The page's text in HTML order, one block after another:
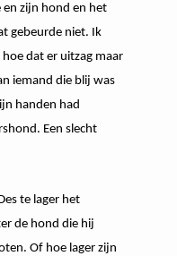
zijn hond en het
gebeurde niet. Ik
dat er uitzag maar
iemand die blij was
handen had
Een slecht
te lager het
de hond die hij
Of hoe lager zijn